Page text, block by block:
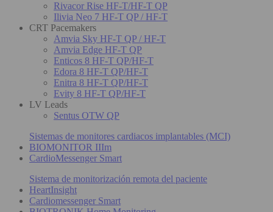
Rivacor Rise HF-T/HF-T QP
Ilivia Neo 7 HF-T QP / HF-T
CRT Pacemakers
Amvia Sky HF-T QP / HF-T
Amvia Edge HF-T QP
Enticos 8 HF-T QP/HF-T
Edora 8 HF-T QP/HF-T
Enitra 8 HF-T QP/HF-T
Evity 8 HF-T QP/HF-T
LV Leads
Sentus OTW QP
Sistemas de monitores cardiacos implantables (MCI)
BIOMONITOR IIIm
CardioMessenger Smart
Sistema de monitorización remota del paciente
HeartInsight
Cardiomessenger Smart